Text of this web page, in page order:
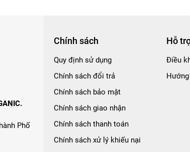
Phố
Chính sách
Quy định sử dụng
Chính sách đổi trả
Chính sách bảo mật
Chính sách giao nhận
Chính sách thanh toán
Chính sách xử lý khiếu nại
Hỗ
Điều